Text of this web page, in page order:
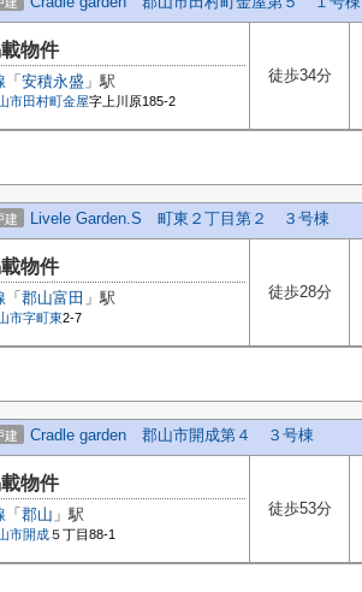
物件
「 安積永盛 」駅
市田村町金屋字上川原185-2
徒歩34分
建 Livele Garden.S 町東２丁目第２ ３号棟
物件
「 郡山富田 」駅
市字町東2-7
徒歩28分
建 Cradle garden 郡山市開成第４ ３号棟
物件
「 郡山 」駅
市開成 ５丁目88-1
徒歩53分